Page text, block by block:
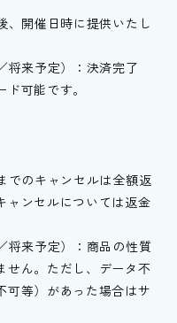
、開催日時に提供いたし
将来予定）：決済完了
可能です。
でのキャンセルは全額返
ャンセルについては返金
将来予定）：商品の性質
せん。ただし、データ不
可等）があった場合はサ